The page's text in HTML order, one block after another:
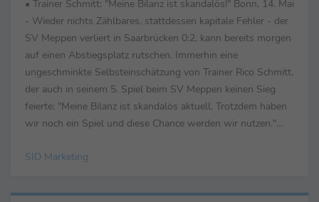
• Trainer Schmitt: "Meine Bilanz ist skandalös!" Bonn, 14. Mai
- Wieder nichts Zählbares, stattdessen kapitale Fehler - der
SV Meppen verliert in Saarbrücken 0:2, kann bereits morgen
auf einen Abstiegsplatz rutschen. Immerhin eine
ungeschminkte Selbsteinschätzung von Trainer Rico Schmitt,
der auch in seinem 5. Spiel beim SV Meppen keinen Sieg
feierte: "Meine Bilanz ist skandalös aktuell. Trotzdem haben
wir noch ein Spiel und diese Chance werden wir nutzen."
SID Marketing